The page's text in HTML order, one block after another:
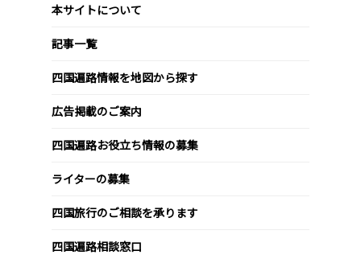
本サイトについて
記事一覧
四国遍路情報を地図から探す
広告掲載のご案内
四国遍路お役立ち情報の募集
ライターの募集
四国旅行のご相談を承ります
四国遍路相談窓口